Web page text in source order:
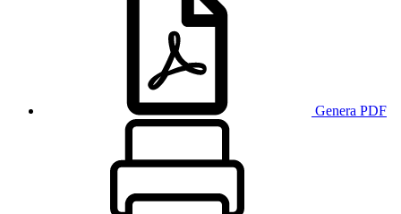
Genera PDF